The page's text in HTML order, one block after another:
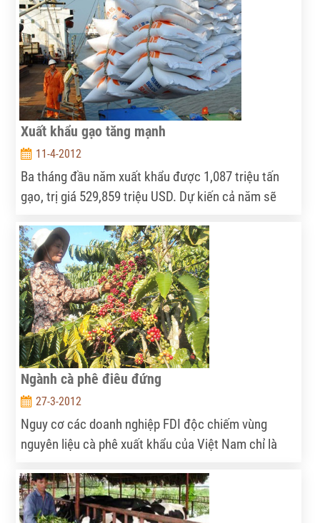
được lúa.
Xuất khẩu gạo tăng mạnh
11-4-2012
Ba tháng đầu năm xuất khẩu được 1,087 triệu tấn
gạo, trị giá 529,859 triệu USD. Dự kiến cả năm sẽ
Ngành cà phê điêu đứng
27-3-2012
Nguy cơ các doanh nghiệp FDI độc chiếm vùng
nguyên liệu cà phê xuất khẩu của Việt Nam chỉ là
phê trong nước yếu về tài chính và quản trị.